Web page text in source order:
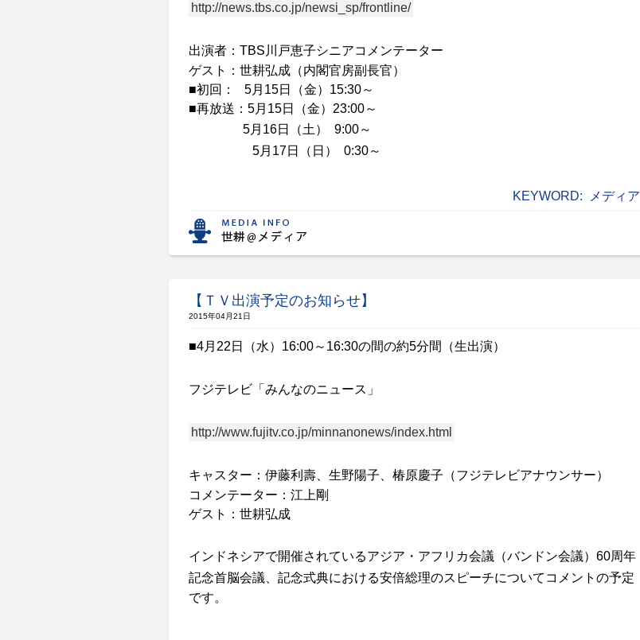
http://news.tbs.co.jp/newsi_sp/frontline/
出演者： TBS 川戸恵子シニアコメンテーター
ゲスト：世耕弘成（内閣官房副長官）
■初回： 5月 15日（金） 15:30～
■再放送： 5月 15日（金） 23:00～
5月 16日（土） 9:00～
5月 17日（日） 0:30～
KEYWORD: メディア
【ＴＶ出演予定のお知らせ】
2015年04月21日
■4月 22 日（水） 16:00～ 16:30の間の約5分間（生出演）
フジテレビ「みんなのニュース」
http://www.fujitv.co.jp/minnanonews/index.html
キャスター ： 伊藤利壽、生野陽子、椿原慶子（フジテレビアナウンサー）
コメンテーター：江上剛
ゲスト：世耕弘成
インドネシアで開催されているアジア・アフリカ会議（バンドン会議） 60周年
記念首脳会議、記念式典における安倍総理のスピーチについてコメントの予定
です。